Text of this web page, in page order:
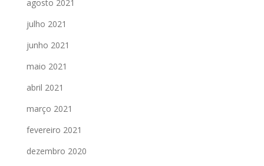
agosto 2021
julho 2021
junho 2021
maio 2021
abril 2021
março 2021
fevereiro 2021
dezembro 2020